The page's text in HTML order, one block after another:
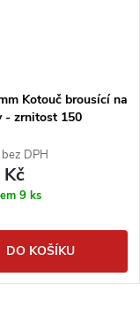
Kotouč brousící na
- zrnitost 150
DPH
9 ks
DO KOŠÍKU